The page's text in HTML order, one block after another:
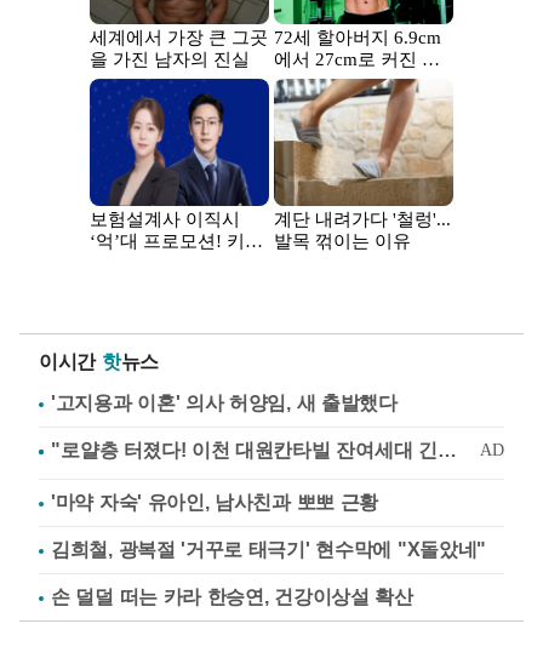
이시간 핫뉴스
'고지용과 이혼' 의사 허양임, 새 출발했다
'마약 자숙' 유아인, 남사친과 뽀뽀 근황
김희철, 광복절 '거꾸로 태극기' 현수막에 "X돌았네"
손 덜덜 떠는 카라 한승연, 건강이상설 확산